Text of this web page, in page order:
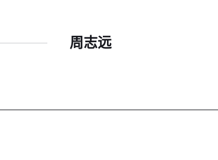
周志远